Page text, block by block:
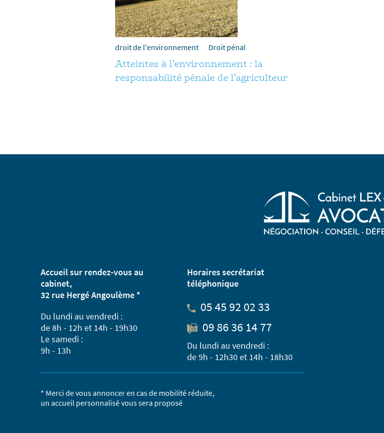
droit de l'environnement Droit pénal
Atteintes à l’environnement : la
responsabilité pénale de l’agriculteur
Accueil sur rendez-vous au
cabinet,
32 rue Hergé Angoulème *
Du lundi au vendredi :
de 8h - 12h et 14h - 19h30
Le samedi :
9h - 13h
Horaires secrétariat
téléphonique
05 45 92 02 33
09 86 36 14 77
Du lundi au vendredi :
de 9h - 12h30 et 14h - 18h30
* Merci de vous annoncer en cas de mobilité réduite,
un accueil personnalisé vous sera proposé